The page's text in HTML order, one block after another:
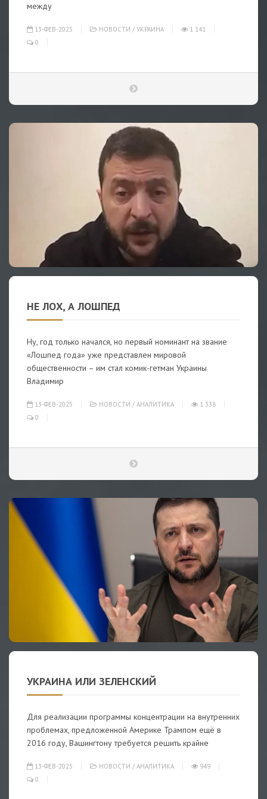
между
13-ФЕВ-2025 НОВОСТИ / УКРАИНА
1 141
0
НЕ ЛОХ, А ЛОШПЕД
Ну, год только начался, но первый номинант на звание
«Лошпед года» уже представлен мировой
общественности – им стал комик-гетман Украины
Владимир
13-ФЕВ-2025 НОВОСТИ / АНАЛИТИКА
1 338
0
УКРАИНА ИЛИ ЗЕЛЕНСКИЙ
Для реализации программы концентрации на внутренних
проблемах, предложенной Америке Трампом ещё в
2016 году, Вашингтону требуется решить крайне
13-ФЕВ-2025 НОВОСТИ / АНАЛИТИКА
949
0